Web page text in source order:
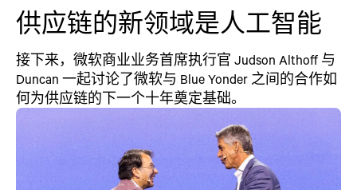
供应链的新领域是人工智能
接下来，微软商业业务首席执行官 Judson Althoff 与
Duncan 一起讨论了微软与 Blue Yonder 之间的合作如
何为供应链的下一个十年奠定基础。